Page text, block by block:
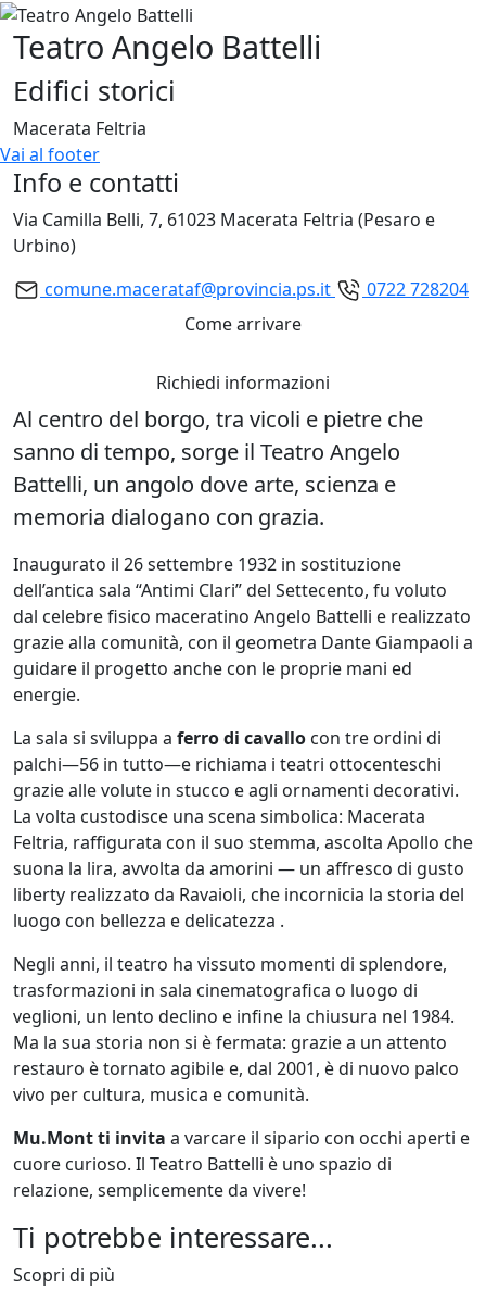
Teatro Angelo Battelli
Edifici storici
Macerata Feltria
Vai al footer
Al centro del borgo, tra vicoli e pietre che
sanno di tempo, sorge il Teatro Angelo
Battelli, un angolo dove arte, scienza e
memoria dialogano con grazia.
Inaugurato il 26 settembre 1932 in sostituzione
dell’antica sala “Antimi Clari” del Settecento, fu voluto
dal celebre fisico maceratino Angelo Battelli e realizzato
grazie alla comunità, con il geometra Dante Giampaoli a
guidare il progetto anche con le proprie mani ed
energie.
La sala si sviluppa a ferro di cavallo con tre ordini di
palchi—56 in tutto—e richiama i teatri ottocenteschi
grazie alle volute in stucco e agli ornamenti decorativi.
La volta custodisce una scena simbolica: Macerata
Feltria, raffigurata con il suo stemma, ascolta Apollo che
suona la lira, avvolta da amorini — un affresco di gusto
liberty realizzato da Ravaioli, che incornicia la storia del
luogo con bellezza e delicatezza .
Negli anni, il teatro ha vissuto momenti di splendore,
trasformazioni in sala cinematografica o luogo di
veglioni, un lento declino e infine la chiusura nel 1984.
Ma la sua storia non si è fermata: grazie a un attento
restauro è tornato agibile e, dal 2001, è di nuovo palco
vivo per cultura, musica e comunità.
Mu.Mont ti invita a varcare il sipario con occhi aperti e
cuore curioso. Il Teatro Battelli è uno spazio di
relazione, semplicemente da vivere!
Info e contatti
Via Camilla Belli, 7, 61023 Macerata Feltria (Pesaro e
Urbino)
comune.macerataf@provincia.ps.it
0722 728204
Come arrivare
Richiedi informazioni
Ti potrebbe interessare...
Scopri di più